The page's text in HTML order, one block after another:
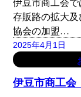
存販路の拡大
協会の加盟…
2025年4月1日
伊豆市商工